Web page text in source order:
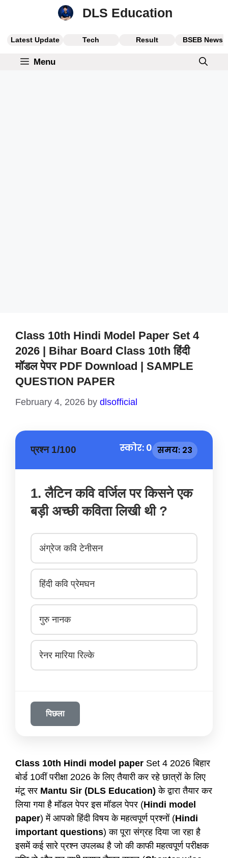
DLS Education
Latest Update Tech Result BSEB News
Menu
Class 10th Hindi Model Paper Set 4
2026 | Bihar Board Class 10th हिंदी
मॉडल पेपर PDF Download | SAMPLE
QUESTION PAPER
February 4, 2026 by dlsofficial
प्रश्न 1/100 स्कोर: 0 समय: 22
1. लैटिन कवि वर्जिल पर किसने एक
बड़ी अच्छी कविता लिखी थी ?
अंग्रेज कवि टेनीसन
हिंदी कवि प्रेमघन
गुरु नानक
रेनर मारिया रिल्के
पिछला
Class 10th Hindi model paper Set 4 2026 बिहार
बोर्ड 10वीं परीक्षा 2026 के लिए तैयारी कर रहे छात्रों के लिए
मंटू सर Mantu Sir (DLS Education) के द्वारा तैयार कर
लिया गया है मॉडल पेपर इस मॉडल पेपर (Hindi model
paper) में आपको हिंदी विषय के महत्वपूर्ण प्रश्नों (Hindi
important questions) का पूरा संग्रह दिया जा रहा है
इसमें कई सारे प्रश्न उपलब्ध है जो की काफी महत्वपूर्ण परीक्षक